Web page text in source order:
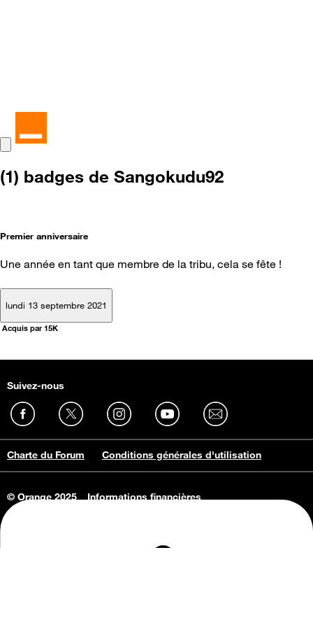
(1) badges de Sangokudu92
Premier anniversaire
Une année en tant que membre de la tribu, cela se fête !
lundi 13 septembre 2021
Acquis par 15K
Suivez-nous
Charte du Forum Conditions générales d'utilisation
© Orange 2025
Informations financières